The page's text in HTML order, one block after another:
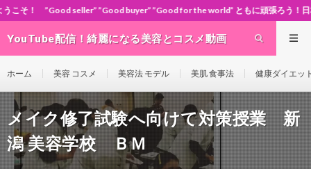
”Good buyer” ”Good for the world” ともに頑張ろう！日本！世界！
YouTube配信！綺麗になる美容とコスメ動画
ホーム 美容 コスメ 美容法 モデル 美肌 食事法 健康ダイエッ
メイク修了試験へ向けて対策授業 新
潟 美容学校 ＢＭ